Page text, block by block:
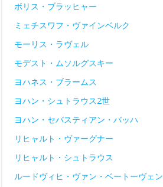
ボリス・ブラッヒャー
ミェチスワフ・ヴァインベルク
モーリス・ラヴェル
モデスト・ムソルグスキー
ヨハネス・ブラームス
ヨハン・シュトラウス2世
ヨハン・セバスティアン・バッハ
リヒャルト・ヴァーグナー
リヒャルト・シュトラウス
ルードヴィヒ・ヴァン・ベートーヴェン